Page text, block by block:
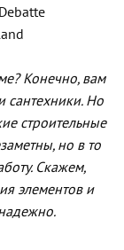
Конечно, вам
сантехники. Но
строительные
но в то
Скажем,
элементов и